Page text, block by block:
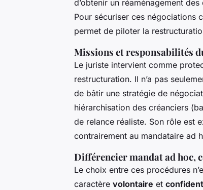
d’obtenir un réaménagement
Pour sécuriser ces négociations
permet de piloter la
Missions et responsabilités
Le juriste intervient comme
restructuration. Il n’a pas
de bâtir une stratégie de
hiérarchisation des créanciers
de relance réaliste. Son rôle est
contrairement au mandataire ad
Différencier mandat ad hoc,
Le choix entre ces procédures
caractère volontaire et